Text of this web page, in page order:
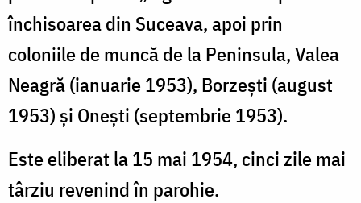
închisoarea din Suceava, apoi prin
coloniile de muncă de la Peninsula, Valea
Neagră (ianuarie 1953), Borzești (august
1953) și Onești (septembrie 1953).
Este eliberat la 15 mai 1954, cinci zile mai
târziu revenind în parohie.